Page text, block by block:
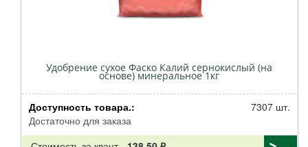
Зри в корень
Fiskars
GREEN BELT
Удобрение сухое Фаско Калий сернокислый (на
основе) минеральное 1кг
Доступность товара.:
Достаточно для заказа
7307 шт.